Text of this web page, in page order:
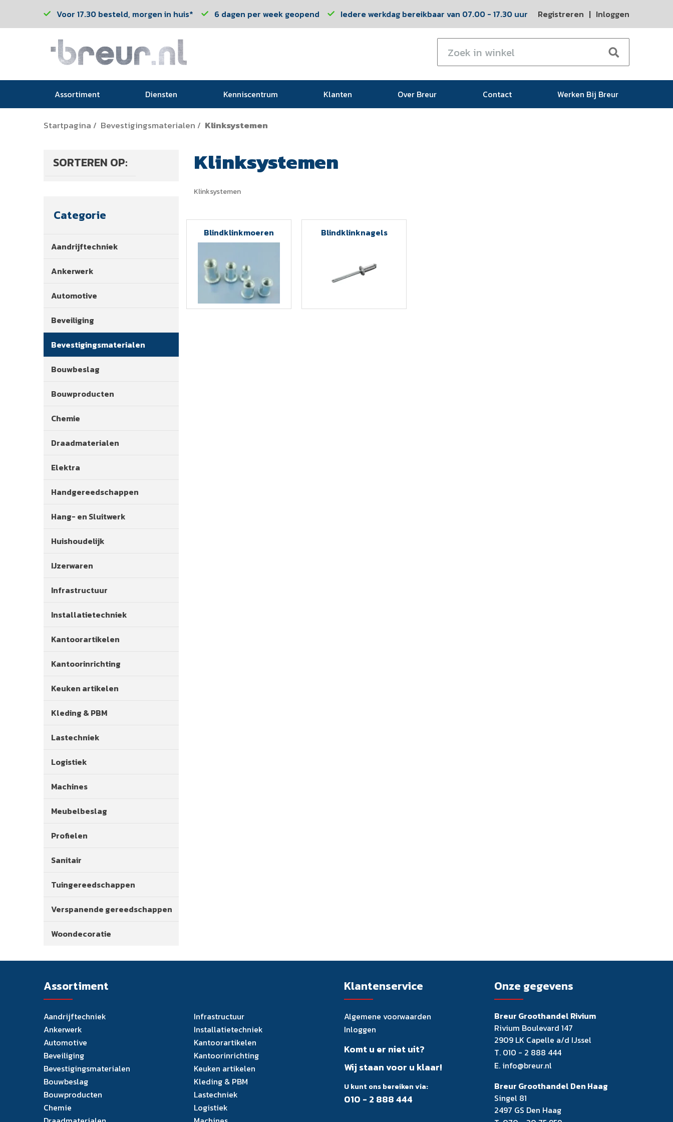
Voor 17.30 besteld, morgen in huis* 6 dagen per week geopend Iedere werkdag bereikbaar van 07.00 - 17.30 uur Registreren | Inloggen
Assortiment Diensten Kenniscentrum Klanten Over Breur Contact Werken Bij Breur
Startpagina / Bevestigingsmaterialen / Klinksystemen
SORTEREN OP:
Categorie
Aandrijftechniek
Ankerwerk
Automotive
Beveiliging
Bevestigingsmaterialen
Bouwbeslag
Bouwproducten
Chemie
Draadmaterialen
Elektra
Handgereedschappen
Hang- en Sluitwerk
Huishoudelijk
IJzerwaren
Infrastructuur
Installatietechniek
Kantoorartikelen
Kantoorinrichting
Keuken artikelen
Kleding & PBM
Lastechniek
Logistiek
Machines
Meubelbeslag
Profielen
Sanitair
Tuingereedschappen
Verspanende gereedschappen
Woondecoratie
Klinksystemen
Klinksystemen
Blindklinkmoeren Blindklinknagels
Assortiment
Aandrijftechniek
Ankerwerk
Automotive
Beveiliging
Bevestigingsmaterialen
Bouwbeslag
Bouwproducten
Chemie
Infrastructuur
Installatietechniek
Kantoorartikelen
Kantoorinrichting
Keuken artikelen
Kleding & PBM
Lastechniek
Logistiek
Klantenservice
Algemene voorwaarden
Inloggen
Komt u er niet uit?
Wij staan voor u klaar!
U kunt ons bereiken via:
010 - 2 888 444
Onze gegevens
Breur Groothandel Rivium
Rivium Boulevard 147
2909 LK Capelle a/d IJssel
T. 010 - 2 888 444
E. info@breur.nl
Breur Groothandel Den Haag
Singel 81
2497 GS Den Haag